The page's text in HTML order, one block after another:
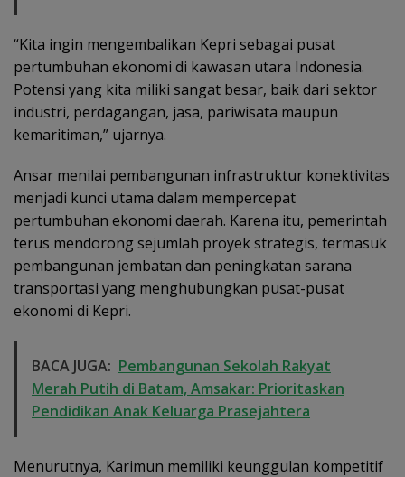
“Kita ingin mengembalikan Kepri sebagai pusat
pertumbuhan ekonomi di kawasan utara Indonesia.
Potensi yang kita miliki sangat besar, baik dari sektor
industri, perdagangan, jasa, pariwisata maupun
kemaritiman,” ujarnya.
Ansar menilai pembangunan infrastruktur konektivitas
menjadi kunci utama dalam mempercepat
pertumbuhan ekonomi daerah. Karena itu, pemerintah
terus mendorong sejumlah proyek strategis, termasuk
pembangunan jembatan dan peningkatan sarana
transportasi yang menghubungkan pusat-pusat
ekonomi di Kepri.
BACA JUGA: Pembangunan Sekolah Rakyat
Merah Putih di Batam, Amsakar: Prioritaskan
Pendidikan Anak Keluarga Prasejahtera
Menurutnya, Karimun memiliki keunggulan kompetitif